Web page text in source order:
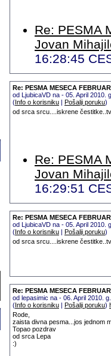
Re: PESMA
Jovan
16:28:45
Re: PESMA MESECA
od LjubicaVD na - 05. April 2010.
(Info o korisniku | Pošalji poruku)
od srca srcu....iskrene
Re: PESMA
Jovan
16:29:51
Re: PESMA MESECA
od LjubicaVD na - 05. April 2010.
(Info o korisniku | Pošalji poruku)
od srca srcu....iskrene
Re: PESMA MESECA
od lepasimic na - 06. April 2010.
(Info o korisniku | Pošalji poruku)
Rode,
zaista divna pesma...jos jednom
Topao pozdrav
od srca Lepa
:)